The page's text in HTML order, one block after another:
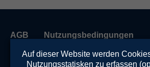
AGB
Nutzungsbedingungen
Datenschutzerklärung
Auf dieser Website werden
Nutzungsstatisken zu erfassen